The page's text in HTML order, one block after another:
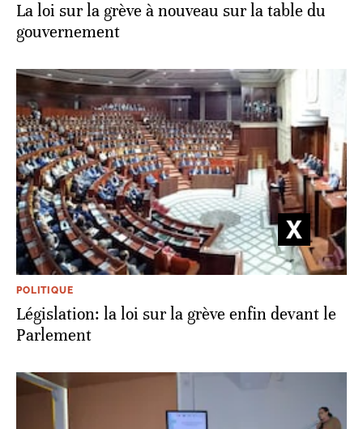
La loi sur la grève à nouveau sur la table du
gouvernement
POLITIQUE
Législation: la loi sur la grève enfin devant le
Parlement